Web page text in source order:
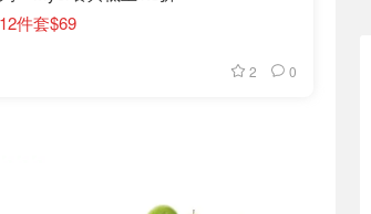
件套$69
2 0